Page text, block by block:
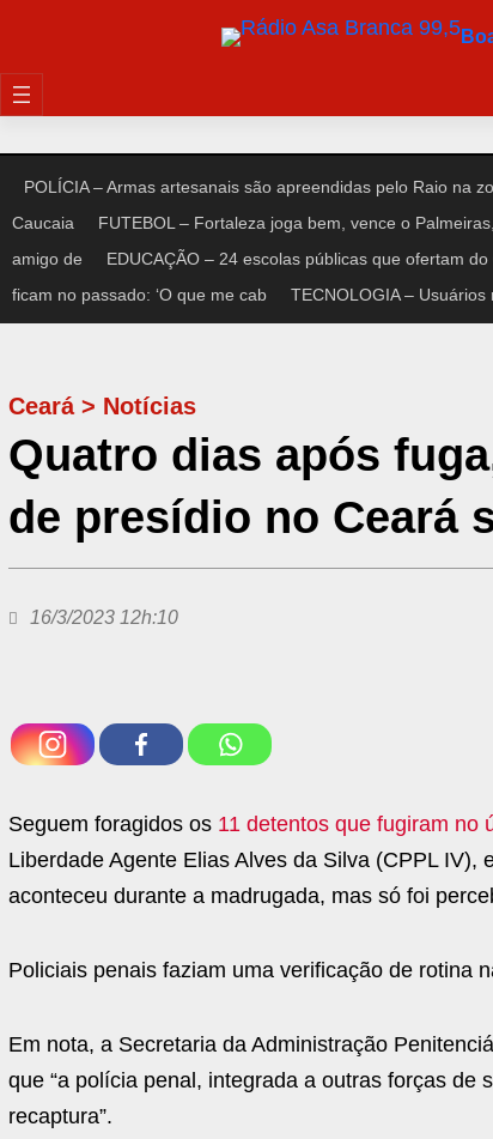
POLÍCIA – Armas artesanais são apreendidas pelo Raio na
Caucaia
FUTEBOL – Fortaleza joga bem, vence o
amigo de
EDUCAÇÃO – 24 escolas públicas que ofertam
ficam no passado: ‘O que me cab
TECNOLOGIA –
Ceará> Notícias
Quatro dias após
de presídio no Ceará
16/3/2023 12h:10
Seguem foragidos os 11 detentos que fugiram no
Liberdade Agente Elias Alves da Silva (CPPL IV),
aconteceu durante a madrugada, mas só foi
Policiais penais faziam uma verificação de rotina
Em nota, a Secretaria da Administração
que “a polícia penal, integrada a outras forças
recaptura”.